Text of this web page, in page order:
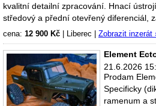
kvalitní detailní zpracování. Hnací
středový a přední otevřený diferenciál,
cena: 12 900 Kč Liberec Zobrazit inzerát
Element
21.6.2026
Prodam
Specificky
ramenum a